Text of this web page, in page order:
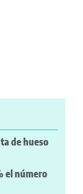
de hueso
el número